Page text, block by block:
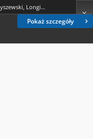
Pokaż szczegóły
Gładyszewski, Longin (1935- ).